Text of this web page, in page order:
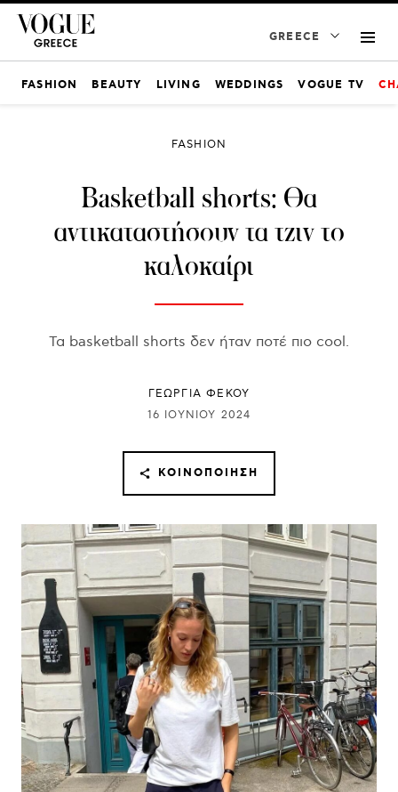
GREECE
FASHION BEAUTY LIVING WEDDINGS VOGUE TV
FASHION
Basketball shorts: Θα
αντικαταστήσουν τα τζιν το
καλοκαίρι
Τα basketball shorts δεν ήταν ποτέ πιο cool.
ΓΕΩΡΓΙΑ ΦΕΚΟΥ
16 ΙΟΥΝΊΟΥ 2024
ΚΟΙΝΟΠΟΊΗΣΗ